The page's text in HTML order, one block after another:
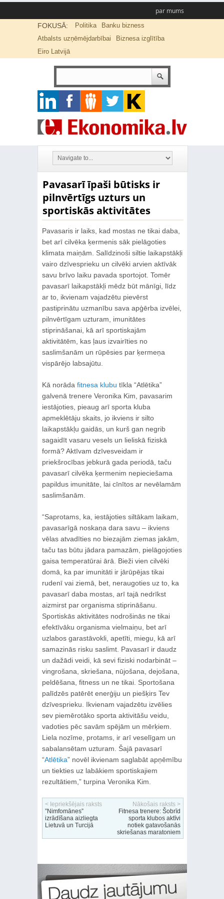
par mums
FOKUSĀ: Politika
Banku bizness
Atbalsts uzņēmējdarbībai
Biznesa izglītība
Eiro Latvijā
Pavasarī īpaši būtisks ir
pilnvērtīgs uzturs un
sportiskās aktivitātes
Pavasaris ir laiks, kad mostas ne tikai daba,
bet arī cilvēka ķermenis sāk pielāgoties
klimata maiņām. Salīdzinoši siltie laikapstākļi
vairo dzīvesprieku un cilvēki arvien aktīvāk
savu brīvo laiku pavada sportojot. Tomēr
pavasarī laikapstākļi mēdz būt mānīgi, līdz
ar to, ikvienam vajadzētu pievērst
pastiprinātu uzmanību sava apģērba izvēlei,
pilnvērtīgam uzturam, imunitātes
stiprināšanai, kā arī sportiskajām
aktivitātēm, kas ļaus izvairīties no
saslimšanām un rūpēsies par ķermeņa
vispārējo labsajūtu.
Kā norāda fitnesa klubu tīkla “Atlētika”
galvenā trenere Veronika Kim, pavasarim
iestājoties, pieaug arī sporta kluba
apmeklētāju skaits, jo ikviens ir silto
laikapstākļu gaidās, un kurš gan negrib
sagaidīt vasaru vesels un lieliskā fiziskā
formā? Aktīvam dzīvesveidam ir
priekšrocības jebkurā gada periodā, taču
pavasarī cilvēka ķermenim nepieciešama
papildus imunitāte, lai cīnītos ar nevēlamām
saslimšanām.
“Saprotams, ka, iestājoties siltākam laikam,
pavasarīgā noskaņa dara savu – ikviens
vēlas atvadīties no biezajām ziemas jakām,
taču tas būtu jādara pamazām, pielāgojoties
gaisa temperatūrai ārā. Bieži vien cilvēki
domā, ka par imunitāti ir jārūpējas tikai
rudenī vai ziemā, bet, neraugoties uz to, ka
pavasarī daba mostas, arī tajā nedrīkst
aizmirst par organisma stiprināšanu.
Sportiskās aktivitātes nodrošinās ne tikai
efektīvāku organisma vielmaiņu, bet arī
uzlabos garastāvokli, apetīti, miegu, kā arī
samazinās risku saslimt. Pavasarī ir daudz
un dažādi veidi, kā sevi fiziski nodarbināt –
vingrošana, skriešana, nūjošana, dejošana,
peldēšana, fitness un ne tikai. Sportošana
palīdzēs patērēt enerģiju un piešķirs Tev
dzīvesprieku. Ikvienam vajadzētu izvēlies
sev piemērotāko sporta aktivitāšu veidu,
vadoties pēc savām spējām un mērķiem.
Liela nozīme, protams, ir arī veselīgam un
sabalansētam uzturam. Šajā pavasarī
“Atlētika” novēl ikvienam saglabāt apņēmību
un tiekties uz labākiem sportiskajiem
rezultātiem,” turpina Veronika Kim.
< Iepriekšējais raksts
”Nimfomānes”
izrādīšana aizliegta
Lietuvā un Turcijā
Nākošais raksts >
Fitnesa trenere: Šobrīd
sporta klubos aktīvi
notiek gatavošanās
skriešanas maratoniem